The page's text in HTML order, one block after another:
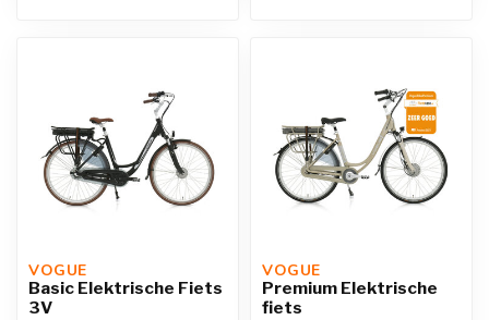
VOGUE
Basic Elektrische Fiets
3V
VOGUE
Premium Elektrische
fiets